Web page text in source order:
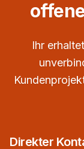
Ihr
Direkter